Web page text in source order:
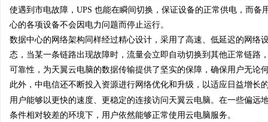
使遇到市电故障，UPS 也能在瞬间切换，保证设备的正常供电，而
心的各项设备不会因电力问题而停止运行。
数据中心的网络架构同样经过精心设计，采用了高速、低延迟的网
态，当某一条链路出现故障时，流量会立即自动切换到其他正常链
可靠性，为天翼云电脑的数据传输提供了坚实的保障，确保用户无论
此外，中电信还不断投入资源进行网络优化和升级，以适应日益增长
用户能够以更快的速度、更稳定的连接访问天翼云电脑。在一些偏
条件相对较差的环境下，用户依然能够正常使用云电脑服务。